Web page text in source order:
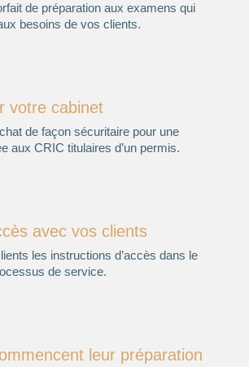
de préparation aux examens qui
besoins de vos clients.
votre cabinet
de façon sécuritaire pour une
aux CRIC titulaires d’un permis.
avec vos clients
les instructions d’accès dans le
de service.
leur préparation